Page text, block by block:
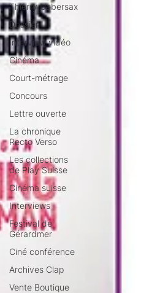
Thierry Uebersax
Dossier
Interview vidéo
Cinéma
Court-métrage
Concours
Lettre ouverte
La chronique
Recto Verso
Les collections
de Play Suisse
Cinéma suisse
Interviews
Festival de
Gérardmer
Ciné conférence
Archives Clap
Vente Boutique